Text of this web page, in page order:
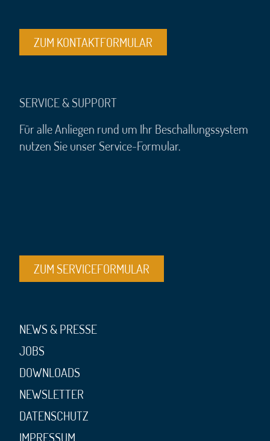
ZUM KONTAKTFORMULAR
SERVICE & SUPPORT
Für alle Anliegen rund um Ihr Beschallungssystem
nutzen Sie unser Service-Formular.
ZUM SERVICEFORMULAR
NEWS & PRESSE
JOBS
DOWNLOADS
NEWSLETTER
DATENSCHUTZ
IMPRESSUM